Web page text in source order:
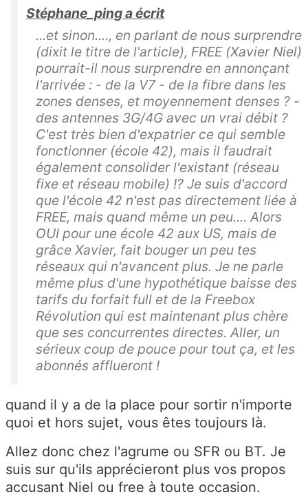
Stéphane_ping a écrit
...et sinon...., en parlant de nous surprendre
(dixit le titre de l'article), FREE (Xavier Niel)
pourrait-il nous surprendre en annonçant
l'arrivée : - de la V7 - de la fibre dans les
zones denses, et moyennement denses ? -
des antennes 3G/4G avec un vrai débit ?
C'est très bien d'expatrier ce qui semble
fonctionner (école 42), mais il faudrait
également consolider l'existant (réseau
fixe et réseau mobile) !? Je suis d'accord
que l'école 42 n'est pas directement liée à
FREE, mais quand même un peu.... Alors
OUI pour une école 42 aux US, mais de
grâce Xavier, fait bouger un peu tes
réseaux qui n'avancent plus. Je ne parle
même plus d'une hypothétique baisse des
tarifs du forfait full et de la Freebox
Révolution qui est maintenant plus chère
que ses concurrentes directes. Aller, un
sérieux coup de pouce pour tout ça, et les
abonnés afflueront !
quand il y a de la place pour sortir n'importe
quoi et hors sujet, vous êtes toujours là.
Allez donc chez l'agrume ou SFR ou BT. Je
suis sur qu'ils apprécieront plus vos propos
accusant Niel ou free à toute occasion.